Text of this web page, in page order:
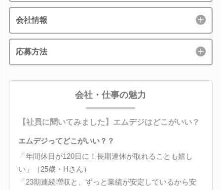
会社情報
応募方法
会社・仕事の魅力
【社員に聞いてみました】エムデジはどこがいい？
エムデジってどこがいい？？
「年間休日が120日に！長期連休が取れることも嬉し
い」（25歳・Hさん）
「23期連続増収と、ずっと業績が安定しているから安